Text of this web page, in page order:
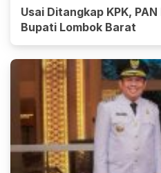
Usai Ditangkap KPK,
Bupati Lombok Barat